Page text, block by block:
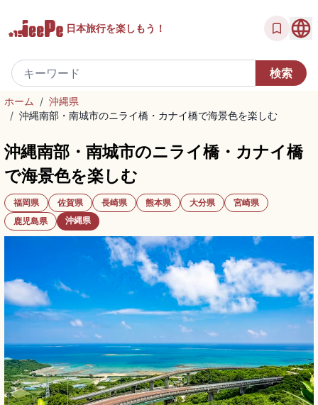
日本旅行を楽しもう！
ホーム / 沖縄県
/ 沖縄南部・南城市のニライ橋・カナイ橋で海景色を楽しむ
沖縄南部・南城市のニライ橋・カナイ橋
で海景色を楽しむ
福岡県 佐賀県 長崎県 熊本県 大分県
宮崎県
鹿児島県
沖縄県